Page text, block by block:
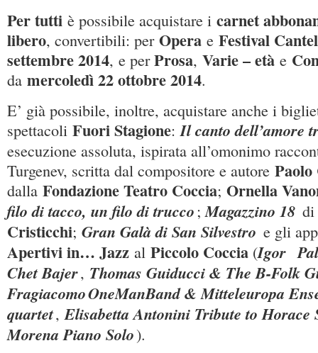
Per tutti è possibile acquistare i carnet
libero, convertibili: per Opera e Festival
settembre 2014, e perProsa, Varie – età e
da mercoledì 22 ottobre 2014.
E’ già possibile, inoltre, acquistare anche i
spettacoli Fuori Stagione:Il canto dell’amore
esecuzione assoluta, ispirata all’omonimo
Turgenev, scritta dal compositore e autore
dalla Fondazione Teatro Coccia; Ornella
filo di tacco, un filo di trucco ;Magazzino 18
Cristicchi; Gran Galà di San Silvestro e gli
Apertivi in… Jazz al Piccolo Coccia (Igor
Chet Bajer, Thomas Guiducci & The B-Folk
FragiacomoOneManBand & Mitteleuropa
quartet,Elisabetta Antonini Tribute to Horace
Morena Piano Solo).